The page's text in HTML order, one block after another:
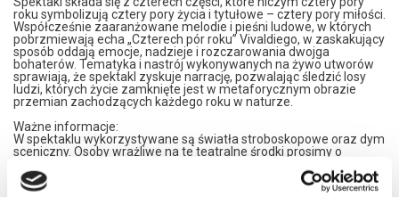
roku symbolizują cztery pory życia i tytułowe – cztery pory miłości.
Współcześnie zaaranżowane melodie i pieśni ludowe, w których
pobrzmiewają echa „Czterech pór roku” Vivaldiego, w zaskakujący
sposób oddają emocje, nadzieje i rozczarowania dwojga
bohaterów. Tematyka i nastrój wykonywanych na żywo utworów
sprawiają, że spektakl zyskuje narrację, pozwalając śledzić losy
ludzi, których życie zamknięte jest w metaforycznym obrazie
przemian zachodzących każdego roku w naturze.
Ważne informacje:
W spektaklu wykorzystywane są światła stroboskopowe oraz dym
sceniczny. Osoby wrażliwe na te teatralne środki prosimy o
*******